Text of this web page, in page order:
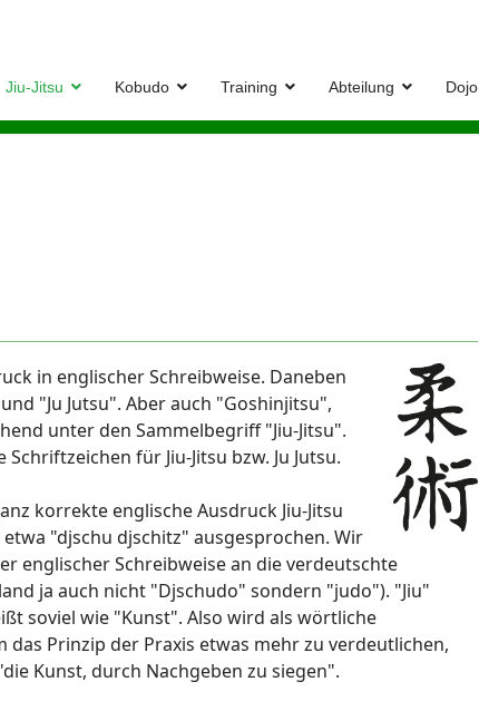
Jiu-Jitsu Kobudo Training Abteilung Dojo
in englischer Schreibweise. Daneben
"Ju Jutsu". Aber auch "Goshinjitsu",
unter den Sammelbegriff "Jiu-Jitsu".
für Jiu-Jitsu bzw. Ju Jutsu.
korrekte englische Ausdruck Jiu-Jitsu
"djschu djschitz" ausgesprochen. Wir
englischer Schreibweise an die verdeutschte
ja auch nicht "Djschudo" sondern "judo"). "Jiu"
soviel wie "Kunst". Also wird als wörtliche
Prinzip der Praxis etwas mehr zu verdeutlichen,
Kunst, durch Nachgeben zu siegen".